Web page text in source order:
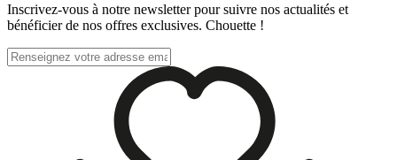
Inscrivez-vous à notre newsletter pour suivre nos actualités et
bénéficier de nos offres exclusives. Chouette !